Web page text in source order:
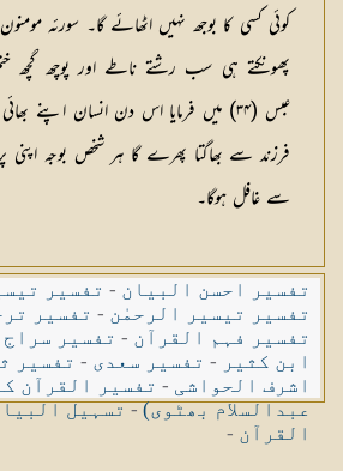
پھونكتے ہی سب رشتے ناطے اور پوچھ گچھ
عبس (۳۴) میں فرمایا اس دن انسان اپنے
فرزند سے بھاگتا پھرے گا ہر شخص بوجہ
سے غافل ہوگا۔
تفسیر احسن البیان - تفسیر
تفسیر تیسیر الرحمٰن - تفسیر
تفسیر فہم القرآن - تفسیر
ابن کثیر - تفسیر سعدی - تفسیر
اشرف الحواشی - تفسیر القرآن
عبدالسلام بھٹوی)-تسہیل
القرآن -